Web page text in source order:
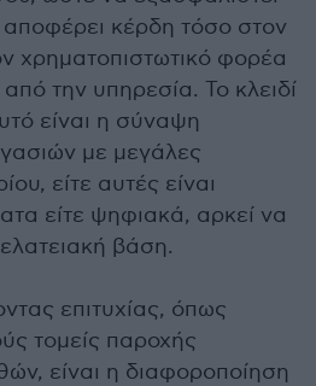
αποφέρει κέρδη τόσο στον
χρηματοπιστωτικό φορέα
την υπηρεσία. Το κλειδί
είναι η σύναψη
με μεγάλες
είτε αυτές είναι
είτε ψηφιακά, αρκεί να
βάση.
επιτυχίας, όπως
τομείς παροχής
είναι η διαφοροποίηση